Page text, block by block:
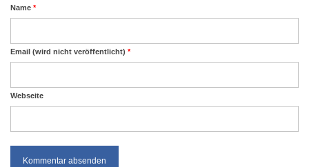
Name *
Email (wird nicht veröffentlicht) *
Webseite